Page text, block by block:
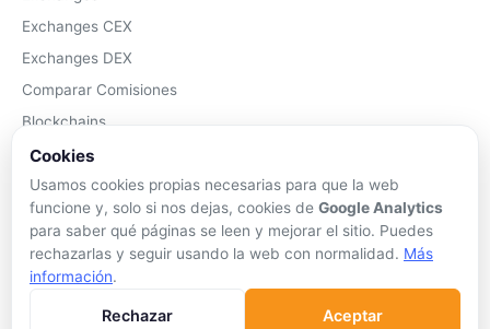
Exchanges CEX
Exchanges DEX
Comparar Comisiones
Blockchains
Hardware Wallets
Software Wallets
Mejor Wallet
Gastar Criptomonedas
Cookies
Usamos cookies propias necesarias para que la web
funcione y, solo si nos dejas, cookies de Google Analytics
para saber qué páginas se leen y mejorar el sitio. Puedes
rechazarlas y seguir usando la web con normalidad. Más
información.
Rechazar Aceptar